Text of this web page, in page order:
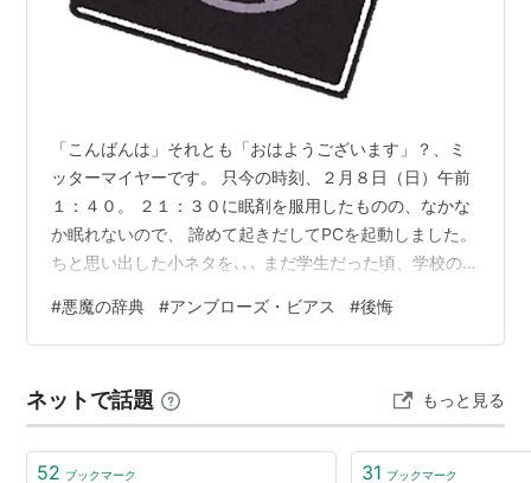
「こんばんは」それとも「おはようございます」？、ミ
ッターマイヤーです。 只今の時刻、２月８日（日）午前
１：４０。 ２１：３０に眠剤を服用したものの、なかな
か眠れないので、 諦めて起きだしてPCを起動しました。
ちと思い出した小ネタを､､､ まだ学生だった頃、学校の図
になって借りたことがありました。 世界の悪魔とか、黒
魔術とか、そういった内容かと思ったら全く違って。
書パロディの元祖的存在」 なんだそう。 ふと目にした単
語の解説に、思わず友人たちと噴き出したのを覚えてい
ます。 【後悔】（こうかい…
#悪魔の辞典 #アンブローズ・ビアス #後悔
ネットで話題 もっと見る
52 ブックマーク 31 ブックマーク